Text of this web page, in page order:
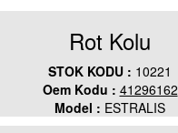
Rot Kolu
STOK KODU : 10221
Oem Kodu : 41296162
Model : ESTRALIS